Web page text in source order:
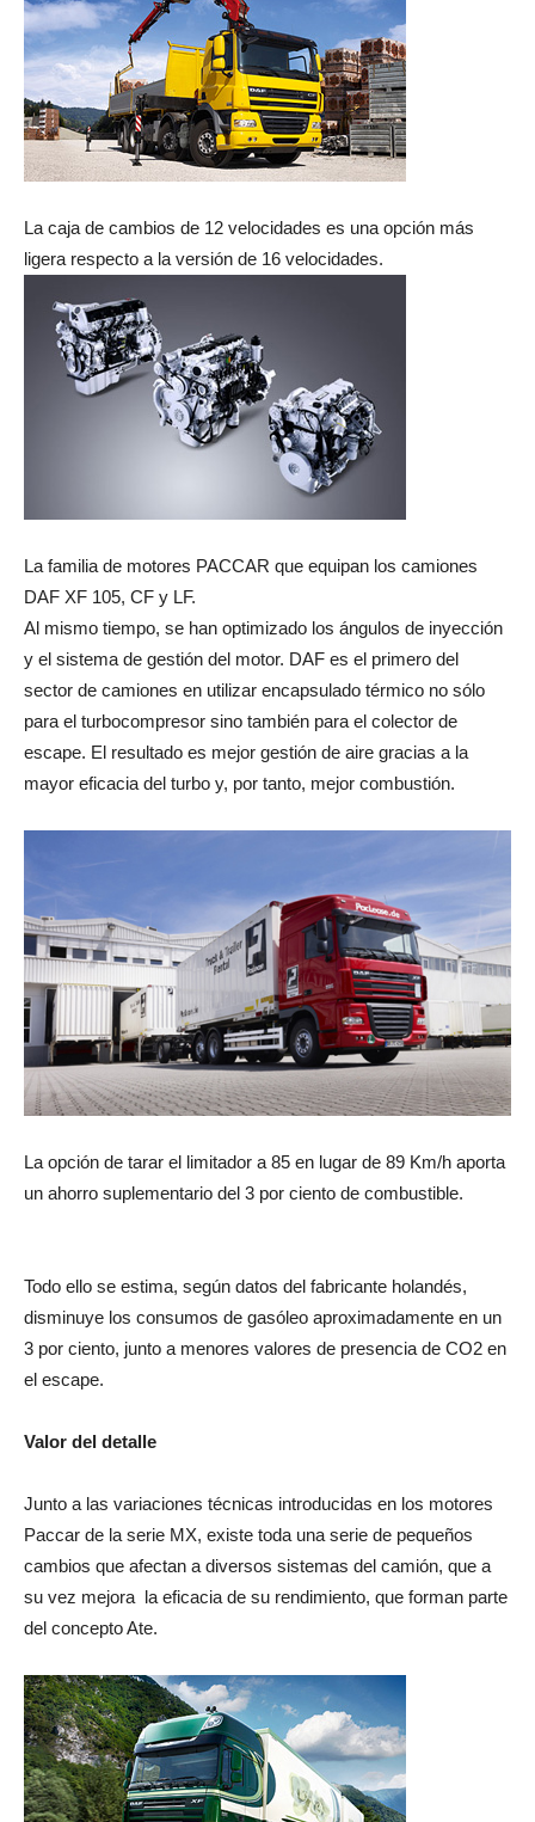
La caja de cambios de 12 velocidades es una opción más
ligera respecto a la versión de 16 velocidades.
La familia de motores PACCAR que equipan los camiones
DAF XF 105, CF y LF.
Al mismo tiempo, se han optimizado los ángulos de inyección
y el sistema de gestión del motor. DAF es el primero del
sector de camiones en utilizar encapsulado térmico no sólo
para el turbocompresor sino también para el colector de
escape. El resultado es mejor gestión de aire gracias a la
mayor eficacia del turbo y, por tanto, mejor combustión.
La opción de tarar el limitador a 85 en lugar de 89 Km/h aporta
un ahorro suplementario del 3 por ciento de combustible.
Todo ello se estima, según datos del fabricante holandés,
disminuye los consumos de gasóleo aproximadamente en un
3 por ciento, junto a menores valores de presencia de CO2 en
el escape.
Valor del detalle
Junto a las variaciones técnicas introducidas en los motores
Paccar de la serie MX, existe toda una serie de pequeños
cambios que afectan a diversos sistemas del camión, que a
su vez mejora la eficacia de su rendimiento, que forman parte
del concepto Ate.